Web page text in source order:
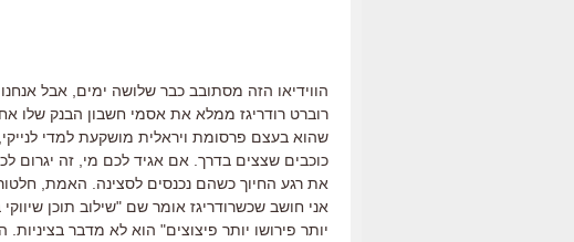
הווידיאו הזה מסתובב כבר שלושה ימים, אבל
רוברט רודריגז ממלא את אסמי חשבון הבנק שלו
שהוא בעצם פרסומת ויראלית מושקעת למדי
כוכבים שצצים בדרך. אם אגיד לכם מי, זה יגרום
את רגע החיוך כשהם נכנסים לסצינה. האמת,
אני חושב שכשרודריגז אומר שם "שילוב תוכן
יותר פירושו יותר פיצוצים" הוא לא מדבר